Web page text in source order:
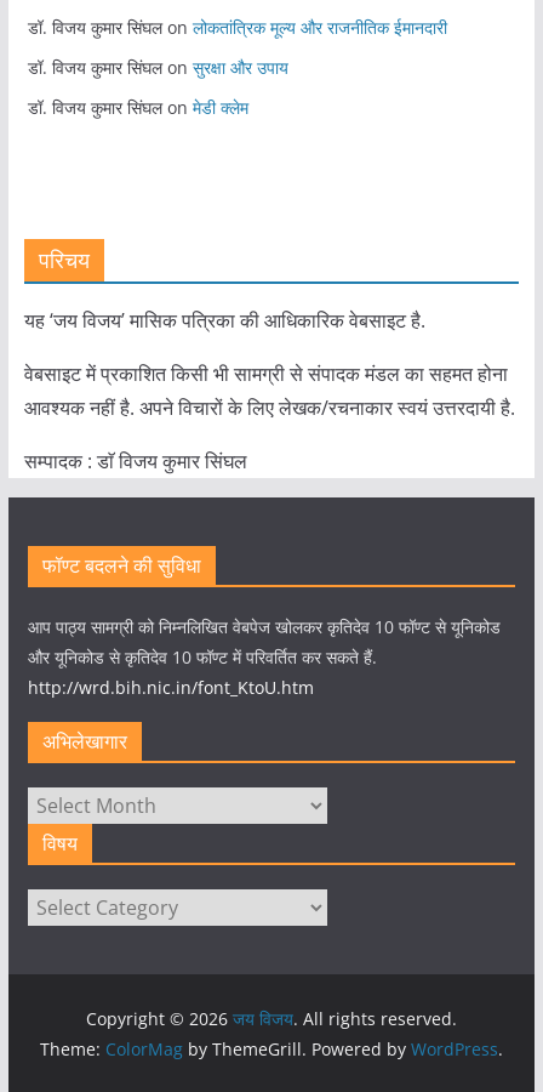
डॉ. विजय कुमार सिंघलon लोकतांत्रिक मूल्य और राजनीतिक ईमानदारी
डॉ. विजय कुमार सिंघलon सुरक्षा और उपाय
डॉ. विजय कुमार सिंघलon मेडी क्लेम
परिचय
यह ‘जय विजय’ मासिक पत्रिका की आधिकारिक वेबसाइट है.
वेबसाइट में प्रकाशित किसी भी सामग्री से संपादक मंडल का सहमत होना
आवश्यक नहीं है. अपने विचारों के लिए लेखक/रचनाकार स्वयं उत्तरदायी है.
सम्पादक : डाॅ विजय कुमार सिंघल
फॉण्ट बदलने की सुविधा
आप पाठ्य सामग्री को निम्नलिखित वेबपेज खोलकर कृतिदेव 10 फॉण्ट से यूनिकोड
और यूनिकोड से कृतिदेव 10 फॉण्ट में परिवर्तित कर सकते हैं.
http://wrd.bih.nic.in/font_KtoU.htm
अभिलेखागार
अभिलेखागार
विषय
विषय
Copyright © 2026 जय विजय. All rights reserved.
Theme: ColorMagby ThemeGrill. Powered by WordPress.